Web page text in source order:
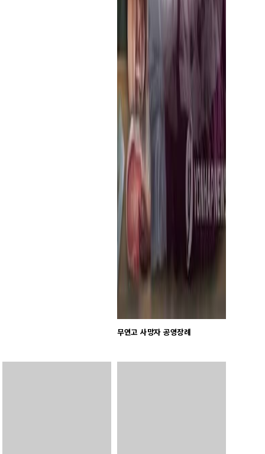
무연고 사망자 공영장례